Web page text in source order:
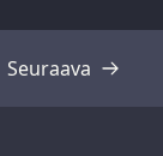
Seuraava
Transkriptio